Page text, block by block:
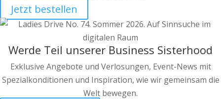
Jetzt bestellen
Werde Teil unserer Business Sisterhood
Exklusive Angebote und Verlosungen, Event-News mit
Spezialkonditionen und Inspiration, wie wir gemeinsam die
Welt bewegen.